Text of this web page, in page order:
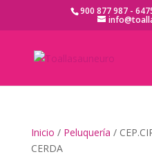
900 877 987 -
Inicio / Peluquería /
CERDA